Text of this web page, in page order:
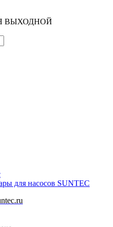
ВЫХОДНОЙ
для насосов SUNTEC